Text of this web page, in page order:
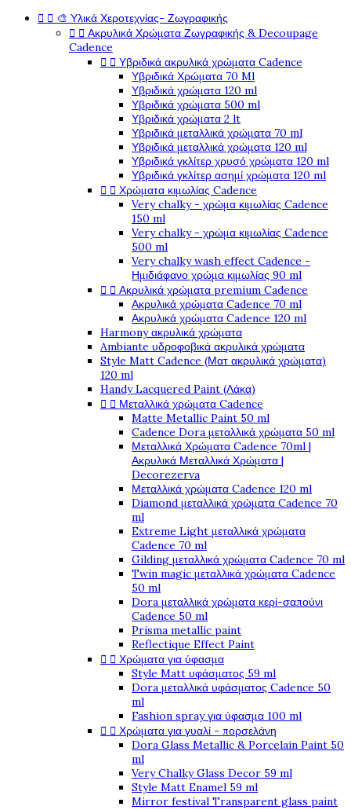
  🎨 Υλικά Χεροτεχνίας- Ζωγραφικής
  Ακρυλικά Χρώματα Ζωγραφικής & Decoupage
Cadence
  Υβριδικά ακρυλικά χρώματα Cadence
Υβριδικά Χρώματα 70 Ml
Υβριδικά χρώματα 120 ml
Υβριδικά χρώματα 500 ml
Υβριδικά χρώματα 2 lt
Υβριδικά μεταλλικά χρώματα 70 ml
Υβριδικά μεταλλικά χρώματα 120 ml
Υβριδικά γκλίτερ χρυσό χρώματα 120 ml
Υβριδικά γκλίτερ ασημί χρώματα 120 ml
  Χρώματα κιμωλίας Cadence
Very chalky - χρώμα κιμωλίας Cadence
150 ml
Very chalky - χρώμα κιμωλίας Cadence
500 ml
Very chalky wash effect Cadence -
Ημιδιάφανο χρώμα κιμωλίας 90 ml
  Ακρυλικά χρώματα premium Cadence
Ακρυλικά χρώματα Cadence 70 ml
Ακρυλικά χρώματα Cadence 120 ml
Harmony ακρυλικά χρώματα
Ambiante υδροφοβικά ακρυλικά χρώματα
Style Matt Cadence (Ματ ακρυλικά χρώματα)
120 ml
Handy Lacquered Paint (Λάκα)
  Μεταλλικά χρώματα Cadence
Matte Metallic Paint 50 ml
Cadence Dora μεταλλικά χρώματα 50 ml
Μεταλλικά Χρώματα Cadence 70ml |
Ακρυλικά Μεταλλικά Χρώματα |
Decorezerva
Μεταλλικά χρώματα Cadence 120 ml
Diamond μεταλλικά χρώματα Cadence 70
ml
Extreme Light μεταλλικά χρώματα
Cadence 70 ml
Gilding μεταλλικά χρώματα Cadence 70 ml
Twin magic μεταλλικά χρώματα Cadence
50 ml
Dora μεταλλικά χρώματα κερί-σαπούνι
Cadence 50 ml
Prisma metallic paint
Reflectique Effect Paint
  Χρώματα για ύφασμα
Style Matt υφάσματος 59 ml
Dora μεταλλικά υφάσματος Cadence 50
ml
Fashion spray για ύφασμα 100 ml
  Χρώματα για γυαλί - πορσελάνη
Dora Glass Metallic & Porcelain Paint 50
ml
Very Chalky Glass Decor 59 ml
Style Matt Enamel 59 ml
Mirror festival Transparent glass paint